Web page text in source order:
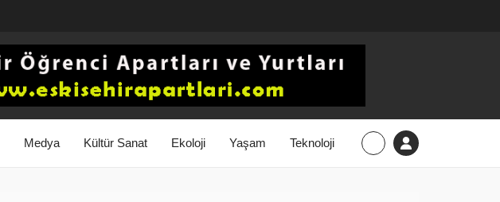
Medya Kültür Sanat Ekoloji Yaşam Teknoloji